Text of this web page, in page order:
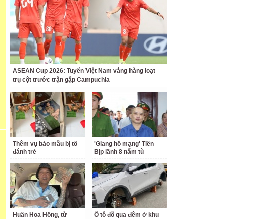
ASEAN Cup 2026: Tuyển Việt Nam vắng hàng loạt
trụ cột trước trận gặp Campuchia
Thêm vụ bảo mẫu bị tố
đánh trẻ
'Giang hồ mạng' Tiến
Bịp lãnh 8 năm tù
Huấn Hoa Hồng, từ
Ô tô đỗ qua đêm ở khu